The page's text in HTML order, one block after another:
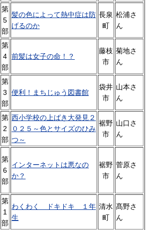
第
5
部
髪の色によって熱中症は防
げるのか
長泉
町
松浦さ
ん
第
4
部
前髪は女子の命！？
藤枝
市
菊地さ
ん
第
3
部
便利！まちじゅう図書館
袋井
市
山本さ
ん
第
2
部
西小学校の上ばき大発見２
０２５～色とサイズのひみ
つ～
裾野
市
山口さ
ん
第
6
部
インターネットは悪なの
か？
裾野
市
菅原さ
ん
第
1
部
わくわく ドキドキ １年
生
清水
町
髙野さ
ん